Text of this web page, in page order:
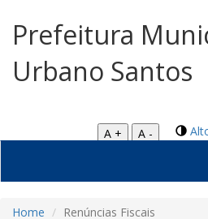
Prefeitura
Urbano Santos
A +
A -
Home Renúncias Fiscais